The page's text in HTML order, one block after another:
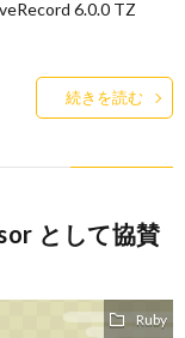
6.0.0 TZ
続きを読む
として協賛
Ruby